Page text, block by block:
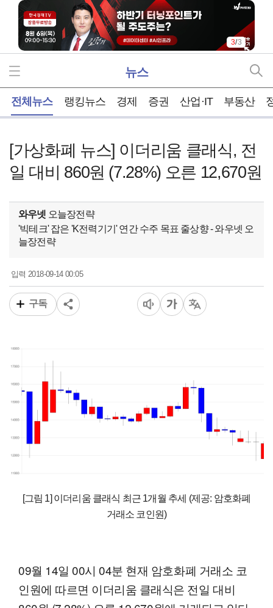
3/3
뉴스
전체뉴스 랭킹뉴스 경제 증권 산업·IT 부동산
[가상화폐 뉴스] 이더리움 클래식, 전
일 대비 860원 (7.28%) 오른 12,670원
와우넷 오늘장전략
'빅테크' 잡은 'K전력기기' 연간 수주 목표 줄상향 - 와우넷 오
늘장전략
입력 2018-09-14 00:05
구독
[그림 1] 이더리움 클래식 최근 1개월 추세 (제공: 암호화폐
거래소 코인원)
09월 14일 00시 04분 현재 암호화폐 거래소 코
인원에 따르면 이더리움 클래식은 전일 대비